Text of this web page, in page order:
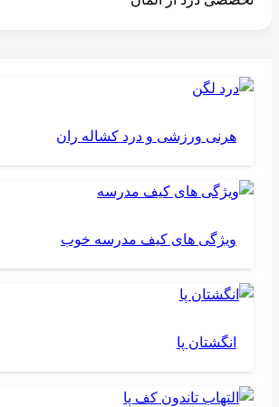
هرنی ورزشی و درد کشاله ران
ویژگی های کیف مدرسه خوب
انگشتان پا